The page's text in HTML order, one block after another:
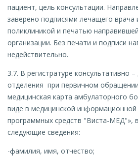
пациент, цель консультации.
заверено подписями лечащего врача
поликлиникой и печатью
организации. Без печати и подписи
недействительно.
3.7. В регистратуре консультативно –
отделения при первичном
медицинская карта амбулаторного
виде в медицинской
программных средств "Виста-МЕД"»,
следующие сведения:
-фамилия, имя, отчество;